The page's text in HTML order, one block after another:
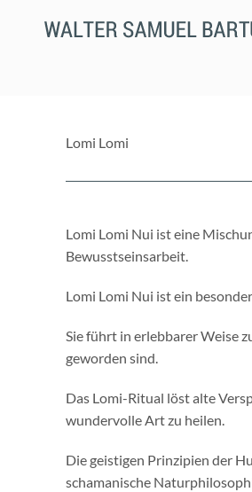
Lomi Lomi
Lomi Lomi Nui ist eine
Bewusstseinsarbeit.
Lomi Lomi Nui ist ein
Sie führt in erlebbarer Weise
geworden sind.
Das Lomi-Ritual löst alte
wundervolle Art zu heilen.
Die geistigen Prinzipien der
schamanische